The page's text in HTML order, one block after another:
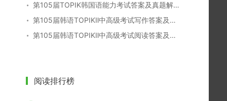
第105届TOPIK韩国语能力考试答案及真题解析汇总
第105届韩语TOPIKⅡ中高级考试写作答案及真题解析
第105届韩语TOPIKⅡ中高级考试阅读答案及真题解析
阅读排行榜